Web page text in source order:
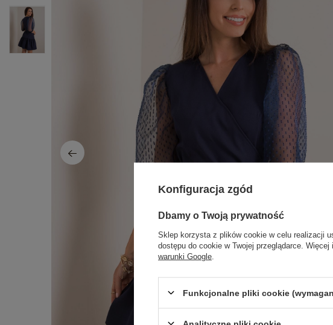
Konfiguracja zgód
Dbamy o Twoją prywatność
Sklep korzysta z plików cookie w celu realizacji
dostępu do cookie w Twojej przeglądarce.
warunki Google
Funkcjonalne pliki cookie